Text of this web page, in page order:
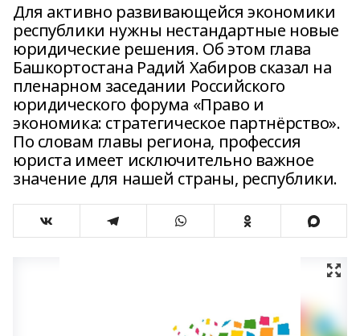
Для активно развивающейся экономики
республики нужны нестандартные новые
юридические решения. Об этом глава
Башкортостана Радий Хабиров сказал на
пленарном заседании Российского
юридического форума «Право и
экономика: стратегическое партнёрство».
По словам главы региона, профессия
юриста имеет исключительно важное
значение для нашей страны, республики.